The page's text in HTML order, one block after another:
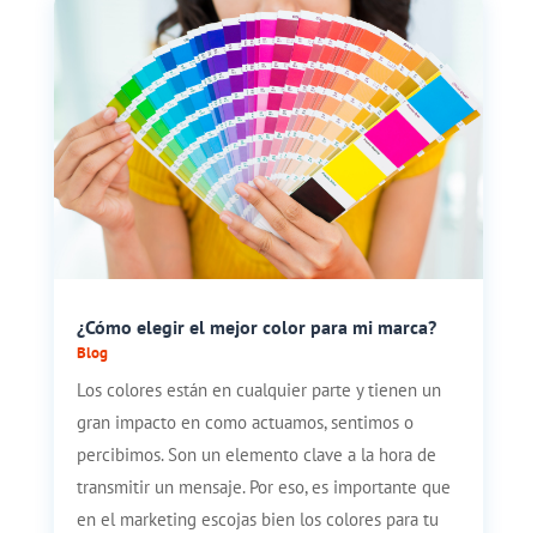
¿Cómo elegir el mejor color para mi marca?
Blog
Los colores están en cualquier parte y tienen un
gran impacto en como actuamos, sentimos o
percibimos. Son un elemento clave a la hora de
transmitir un mensaje. Por eso, es importante que
en el marketing escojas bien los colores para tu